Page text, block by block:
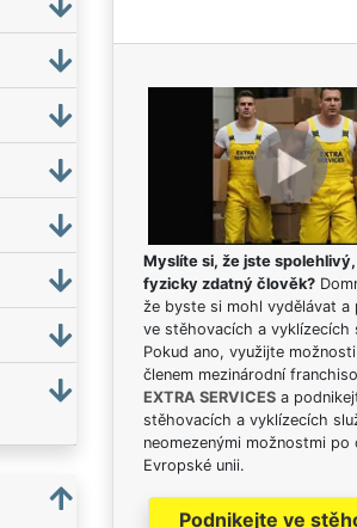
Myslíte si, že jste
fyzicky zdatný člověk?
že byste si mohl vydělávat a
ve stěhovacích a vyklízecích
Pokud ano, využijte
členem mezinárodní
EXTRA SERVICESa
stěhovacích a vyklízecích
neomezenými možnostmi po
Evropské unii.
Podnikejte ve